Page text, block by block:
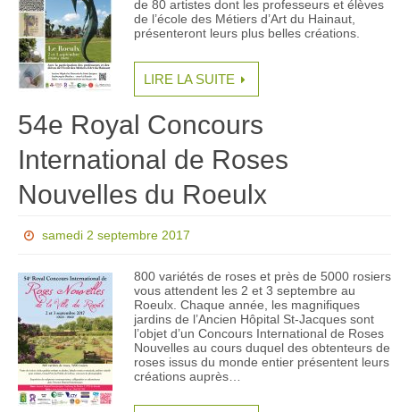
de 80 artistes dont les professeurs et élèves
de l’école des Métiers d’Art du Hainaut,
présenteront leurs plus belles créations.
LIRE LA SUITE
54e Royal Concours
International de Roses
Nouvelles du Roeulx
samedi 2 septembre 2017
800 variétés de roses et près de 5000 rosiers
vous attendent les 2 et 3 septembre au
Roeulx. Chaque année, les magnifiques
jardins de l’Ancien Hôpital St-Jacques sont
l’objet d’un Concours International de Roses
Nouvelles au cours duquel des obtenteurs de
roses issus du monde entier présentent leurs
créations auprès…